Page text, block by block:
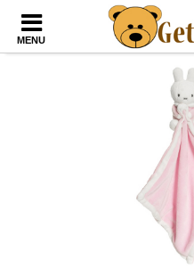
MENU